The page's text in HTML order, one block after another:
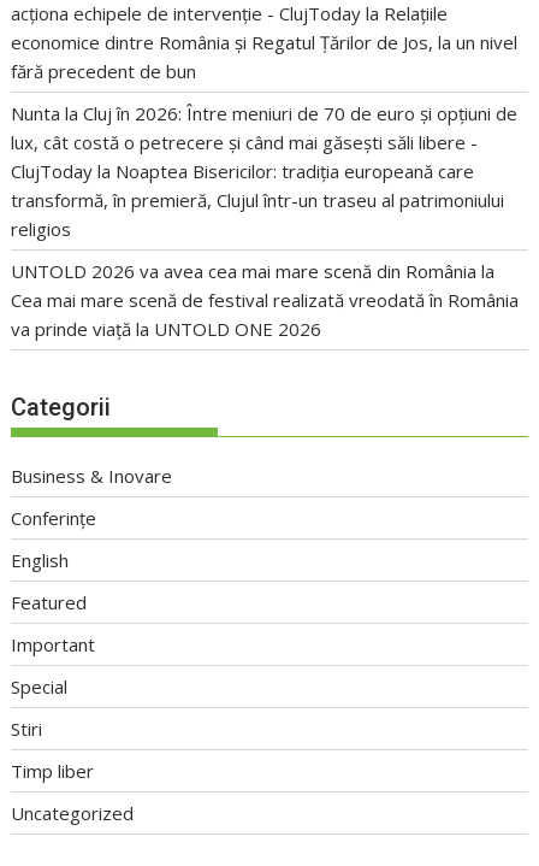
acționa echipele de intervenție - ClujToday la Relațiile
economice dintre România și Regatul Țărilor de Jos, la un nivel
fără precedent de bun
Nunta la Cluj în 2026: Între meniuri de 70 de euro și opțiuni de
lux, cât costă o petrecere și când mai găsești săli libere -
ClujToday la Noaptea Bisericilor: tradiția europeană care
transformă, în premieră, Clujul într-un traseu al patrimoniului
religios
UNTOLD 2026 va avea cea mai mare scenă din România la
Cea mai mare scenă de festival realizată vreodată în România
va prinde viață la UNTOLD ONE 2026
Categorii
Business & Inovare
Conferințe
English
Featured
Important
Special
Stiri
Timp liber
Uncategorized